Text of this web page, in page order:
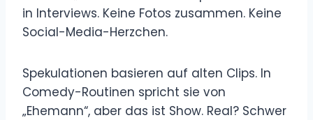
in Interviews. Keine Fotos zusammen. Keine
Social-Media-Herzchen.
Spekulationen basieren auf alten Clips. In
Comedy-Routinen spricht sie von
„Ehemann“, aber das ist Show. Real? Schwer